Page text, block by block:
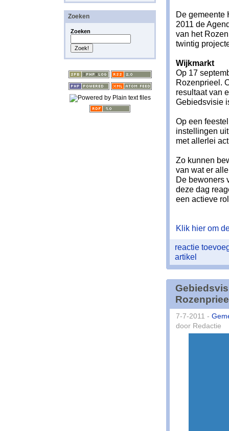
Zoeken
Zoeken
De gemeente
2011 de
van het
twintig
Wijkmarkt
Op 17
Rozenprieel.
resultaat van
Gebiedsvisie
Op een
instellingen
met allerlei
Zo kunnen
van wat er
De bewoners
deze dag
een actieve
Klik hier om
reactie
artikel
7-7-2011 -
door Redactie